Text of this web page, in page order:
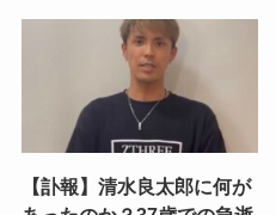
【訃報】清水良太郎に何が